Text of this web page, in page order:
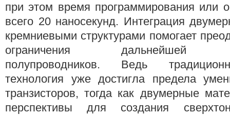
при этом время программирования или
всего 20 наносекунд. Интеграция
кремниевыми структурами помогает
ограничения дальнейшей
полупроводников. Ведь
технология уже достигла предела
транзисторов, тогда как двумерные
перспективы для создания